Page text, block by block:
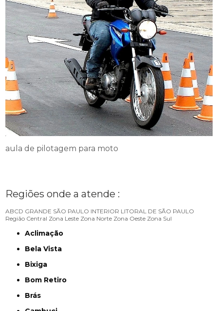
aula de pilotagem para moto
Regiões onde a atende :
ABCD GRANDE SÃO PAULO INTERIOR LITORAL DE SÃO PAULO
Região Central Zona Leste Zona Norte Zona Oeste Zona Sul
Aclimação
Bela Vista
Bixiga
Bom Retiro
Brás